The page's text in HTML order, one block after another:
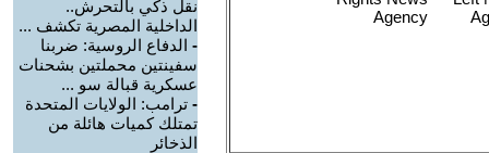
نقل ذكي بالتحرش..
الداخلية المصرية تكشف ...
- الدفاع الروسية: ضربنا
سفينتين محملتين بشحنات
عسكرية قبالة سو ...
- ترامب: الولايات المتحدة
تمتلك كميات هائلة من
الذخائر